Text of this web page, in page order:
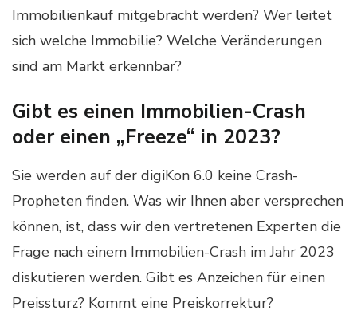
Immobilienkauf mitgebracht werden? Wer leitet
sich welche Immobilie? Welche Veränderungen
sind am Markt erkennbar?
Gibt es einen Immobilien-Crash
oder einen „Freeze“ in 2023?
Sie werden auf der digiKon 6.0 keine Crash-
Propheten finden. Was wir Ihnen aber versprechen
können, ist, dass wir den vertretenen Experten die
Frage nach einem Immobilien-Crash im Jahr 2023
diskutieren werden. Gibt es Anzeichen für einen
Preissturz? Kommt eine Preiskorrektur?